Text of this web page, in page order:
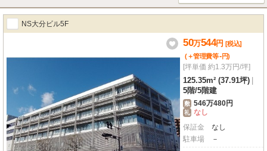
NS大分ビル5F
50万544円 [税込]
(＋管理費等-円)
[坪単価 約1.3万円/坪]
125.35m² (37.91坪)
5階/5階建
敷 546万480円
礼 なし
保証金
なし
駐車場
－